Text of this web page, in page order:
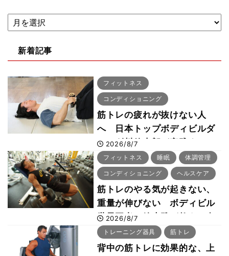
新着記事
フィットネス
コンディショニング
筋トレの疲れが抜けない人
へ 日本トップボディビルダ
ー・刈川啓志郎が実践する
「回復習慣」
2026/8/7
フィットネス 睡眠 体調管理
コンディショニング ヘルスケア
筋トレのやる気が起きない、
重量が伸びない ボディビル
世界王者・鈴木雅が教える食
事・睡眠・呼吸の整え方
2026/8/7
トレーニング器具 筋トレ
背中の筋トレに効果的な、上